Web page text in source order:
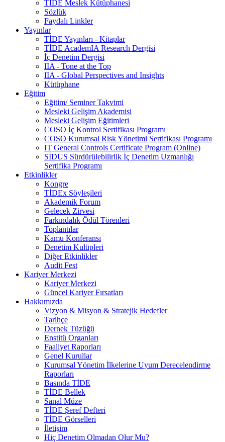
TİDE Meslek Kütüphanesi
Sözlük
Faydalı Linkler
Yayınlar
TİDE Yayınları - Kitaplar
TİDE AcademIA Research Dergisi
İç Denetim Dergisi
IIA - Tone at the Top
IIA - Global Perspectives and Insights
Kütüphane
Eğitim
Eğitim/ Seminer Takvimi
Mesleki Gelişim Akademisi
Mesleki Gelişim Eğitimleri
COSO İç Kontrol Sertifikası Programı
COSO Kurumsal Risk Yönetimi Sertifikası Programı
IT General Controls Certificate Program (Online)
SİDUS Sürdürülebilirlik İç Denetim Uzmanlığı
Sertifika Programı
Etkinlikler
Kongre
TİDEx Söyleşileri
Akademik Forum
Gelecek Zirvesi
Farkındalık Ödül Törenleri
Toplantılar
Kamu Konferansı
Denetim Kulüpleri
Diğer Etkinlikler
Audit Fest
Kariyer Merkezi
Kariyer Merkezi
Güncel Kariyer Fırsatları
Hakkımızda
Vizyon & Misyon & Stratejik Hedefler
Tarihçe
Dernek Tüzüğü
Enstitü Organları
Faaliyet Raporları
Genel Kurullar
Kurumsal Yönetim İlkelerine Uyum Derecelendirme
Raporları
Basında TİDE
TİDE Bellek
Sanal Müze
TİDE Şeref Defteri
TİDE Görselleri
İletişim
Hiç Denetim Olmadan Olur Mu?